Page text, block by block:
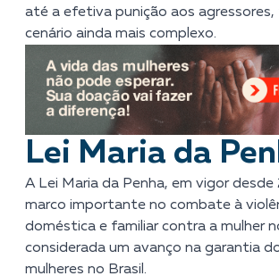
até a efetiva punição aos agressores,
cenário ainda mais complexo.
Lei Maria da
A Lei Maria da Penha, em vigor desde
marco importante no combate à
doméstica e familiar contra a mulher
considerada um avanço na garantia
mulheres no Brasil.